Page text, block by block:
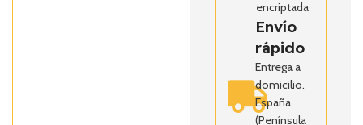
encriptada
Envío
rápido
Entrega a
domicilio.
España
(Península